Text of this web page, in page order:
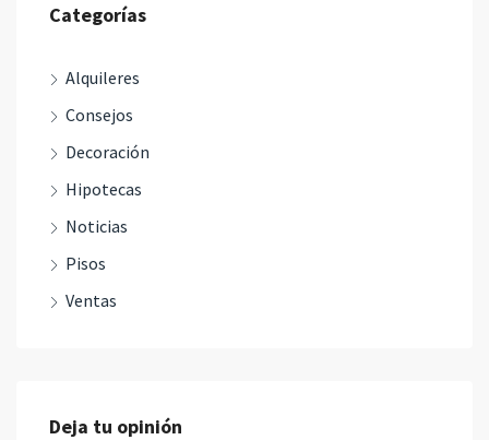
Categorías
Alquileres
Consejos
Decoración
Hipotecas
Noticias
Pisos
Ventas
Deja tu opinión